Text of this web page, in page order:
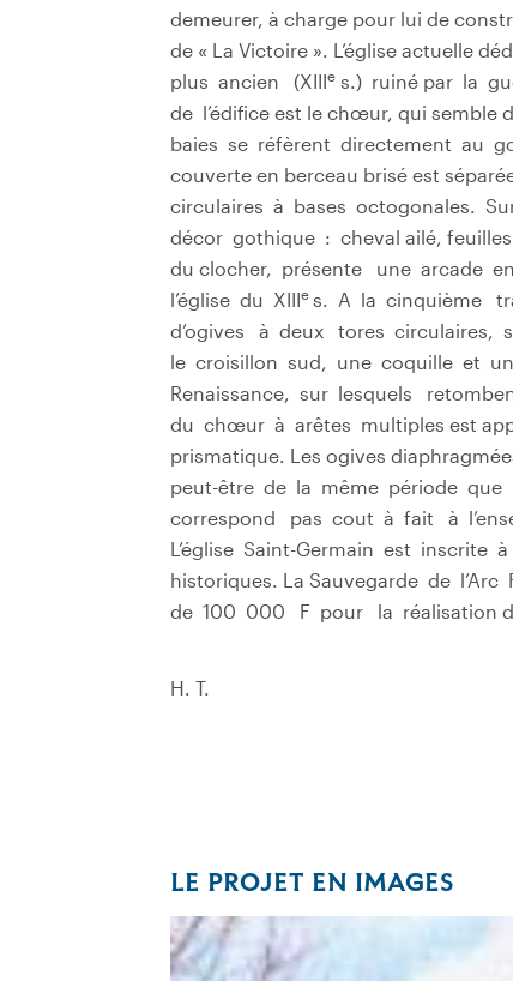
demeurer, à charge pour lui de
de « La Victoire ». L’église actuelle
plus ancien (XIIIe s.) ruiné par la
de l’édifice est le chœur, qui semble
baies se réfèrent directement au
couverte en berceau brisé est
circulaires à bases octogonales.
décor gothique : cheval ailé, feuilles
du clocher, présente une arcade
l’église du XIIIe s. A la cinquième
d’ogives à deux tores circulaires,
le croisillon sud, une coquille et
Renaissance, sur lesquels
du chœur à arêtes multiples est
prismatique. Les ogives
peut-être de la même période que
correspond pas cout à fait à
L’église Saint-Germain est inscrite
historiques. La Sauvegarde de
de 100 000 F pour la réalisation
H. T.
LE PROJET EN IMAGES